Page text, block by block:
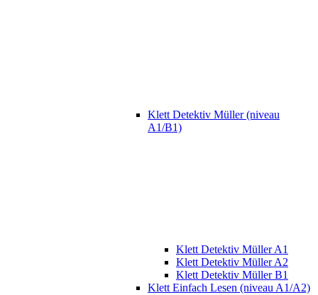
Klett Detektiv Müller (niveau
A1/B1)
Klett Detektiv Müller A1
Klett Detektiv Müller A2
Klett Detektiv Müller B1
Klett Einfach Lesen (niveau A1/A2)